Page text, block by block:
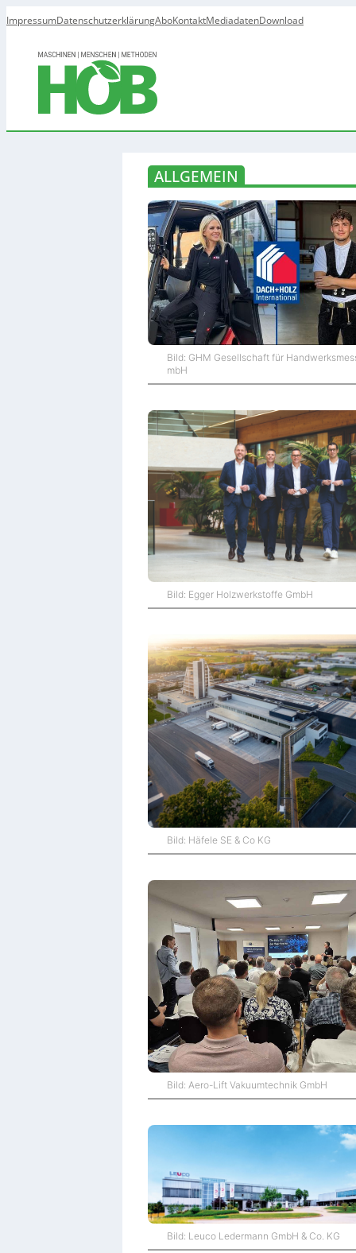
ImpressumDatenschutzerklärungAboKontaktMediadatenDownload
ALLGEMEIN
Bild: GHM Gesellschaft für
mbH
Bild: Egger Holzwerkstoffe GmbH
Bild: Häfele SE & Co KG
Bild: Aero-Lift Vakuumtechnik GmbH
Bild: Leuco Ledermann GmbH & Co. KG